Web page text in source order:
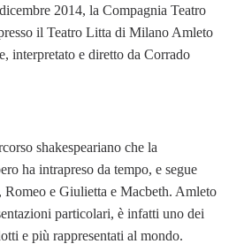
2014, la Compagnia Teatro
il Teatro Litta di Milano Amleto
interpretato e diretto da Corrado
shakespeariano che la
ha intrapreso da tempo, e segue
Romeo e Giulietta e Macbeth. Amleto
particolari, è infatti uno dei
e più rappresentati al mondo.